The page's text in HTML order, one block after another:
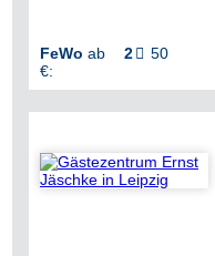
FeWo ab
€:
2  50